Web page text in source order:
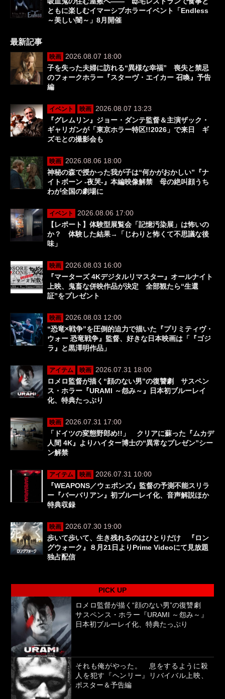
ともに楽しむイマーシブホラーイベント「Endless
～美しい闇～」8月開催
最新記事
映画
2026.08.07 18:00
子を失った夫婦に訪れる“異様な幸福” 喪失と禁忌
のフォークホラー『スターヴ・エイカー 召喚』予告
編
イベント 映画
2026.08.07 13:23
『グレムリン』ジョー・ダンテ監督＆主演ザック・
ギャリガンが「東京ホラー特区!!2026」で来日 ギ
ズモとの撮影会も
映画
2026.08.06 18:00
神秘の森で授かった我が子は“何かがおかしい”『ナ
イトボーン -夜哭-』本編映像解禁 母の絶叫顔うち
わが全国の劇場に
イベント
2026.08.06 17:00
【レポート】体験型展覧会「記憶汚染展」は怖いの
か？ 体験した結果→「じわりと怖くて不思議な後
味」
映画
2026.08.03 16:00
『マーターズ 4Kデジタルリマスター』オールナイト
上映、鬼畜な併映作品が決定 全部観たら“生還
証”をプレゼント
映画
2026.08.03 12:00
“恐竜×戦争”を圧倒的迫力で描いた『プリミティヴ・
ウォー 恐竜戦争』監督、好きな日本映画は「『ゴジ
ラ』と黒澤明作品」
アイテム 映画
2026.07.31 18:00
ロメロ監督が描く“顔のない男”の復讐劇 サスペン
ス・ホラー『URAMI ～怨み～』日本初ブルーレイ
化、特典たっぷり
映画
2026.07.31 17:00
「ドイツの変態野郎め!!」 クリアに蘇った『ムカデ
人間 4K』よりハイター博士の“異常なプレゼン”シー
ン解禁
アイテム 映画
2026.07.31 10:00
『WEAPONS／ウェポンズ』監督の予測不能スリラ
ー『バーバリアン』初ブルーレイ化、音声解説ほか
特典収録
映画
2026.07.30 19:00
歩いて歩いて、生き残れるのはひとりだけ 『ロン
グウォーク』８月21日よりPrime Videoにて見放題
独占配信
PICK UP
ロメロ監督が描く“顔のない男”の復讐劇
サスペンス・ホラー『URAMI ～怨み～』
日本初ブルーレイ化、特典たっぷり
それも俺がやった。 息をするように殺
人を犯す『ヘンリー』リバイバル上映、
ポスター＆予告編